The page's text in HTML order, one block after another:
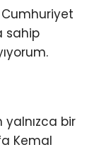
Cumhuriyet
sahip
bir
Kemal